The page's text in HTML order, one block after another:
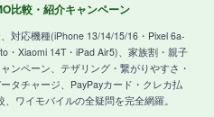
比較・紹介キャンペーン
対応機種(iPhone 13/14/15/16・Pixel 6a-
・Xiaomi 14T・iPad Air5)、家族割・親子
ンペーン、テザリング・繋がりやすさ・
タチャージ、PayPayカード・クレカ払
ワイモバイルの全疑問を完全網羅。